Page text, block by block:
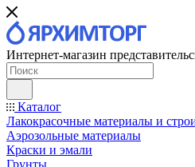
Интернет-магазин
Каталог
Лакокрасочные материалы и
Аэрозольные материалы
Краски и эмали
Грунты